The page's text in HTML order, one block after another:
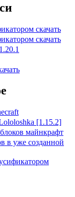
скачать
скачать
[1.15.2]
майнкрафт
в уже созданной